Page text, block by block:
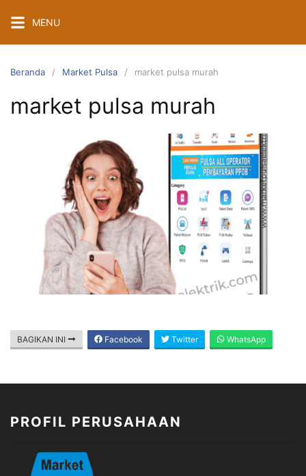
ke
konten
MENU
Beranda Market Pulsa market pulsa murah
market pulsa murah
BAGIKAN INI Facebook Twitter WhatsApp
PROFIL PERUSAHAAN